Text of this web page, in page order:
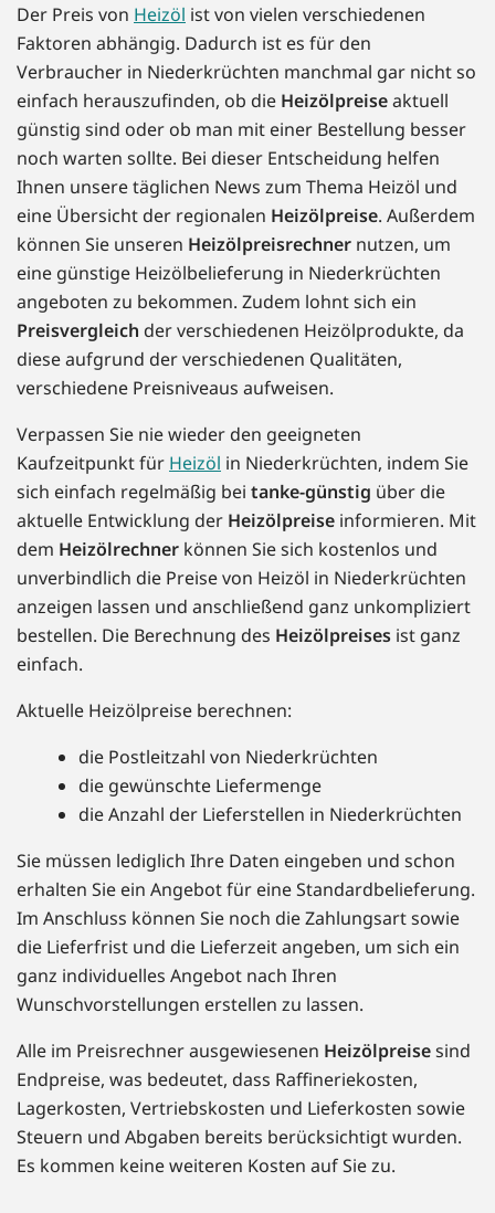
Der Preis von Heizöl ist von vielen verschiedenen
Faktoren abhängig. Dadurch ist es für den
Verbraucher in Niederkrüchten manchmal gar nicht so
einfach herauszufinden, ob die Heizölpreiseaktuell
günstig sind oder ob man mit einer Bestellung besser
noch warten sollte. Bei dieser Entscheidung helfen
Ihnen unsere täglichen News zum Thema Heizöl und
eine Übersicht der regionalen Heizölpreise. Außerdem
können Sie unseren Heizölpreisrechner nutzen, um
eine günstige Heizölbelieferung in Niederkrüchten
angeboten zu bekommen. Zudem lohnt sich ein
Preisvergleich der verschiedenen Heizölprodukte, da
diese aufgrund der verschiedenen Qualitäten,
verschiedene Preisniveaus aufweisen.
Verpassen Sie nie wieder den geeigneten
Kaufzeitpunkt für Heizöl in Niederkrüchten, indem Sie
sich einfach regelmäßig bei tanke-günstig über die
aktuelle Entwicklung der Heizölpreise informieren. Mit
dem Heizölrechner können Sie sich kostenlos und
unverbindlich die Preise von Heizöl in Niederkrüchten
anzeigen lassen und anschließend ganz unkompliziert
bestellen. Die Berechnung des Heizölpreises ist ganz
einfach.
Aktuelle Heizölpreise berechnen:
die Postleitzahl von Niederkrüchten
die gewünschte Liefermenge
die Anzahl der Lieferstellen in Niederkrüchten
Sie müssen lediglich Ihre Daten eingeben und schon
erhalten Sie ein Angebot für eine Standardbelieferung.
Im Anschluss können Sie noch die Zahlungsart sowie
die Lieferfrist und die Lieferzeit angeben, um sich ein
ganz individuelles Angebot nach Ihren
Wunschvorstellungen erstellen zu lassen.
Alle im Preisrechner ausgewiesenen Heizölpreisesind
Endpreise, was bedeutet, dass Raffineriekosten,
Lagerkosten, Vertriebskosten und Lieferkosten sowie
Steuern und Abgaben bereits berücksichtigt wurden.
Es kommen keine weiteren Kosten auf Sie zu.